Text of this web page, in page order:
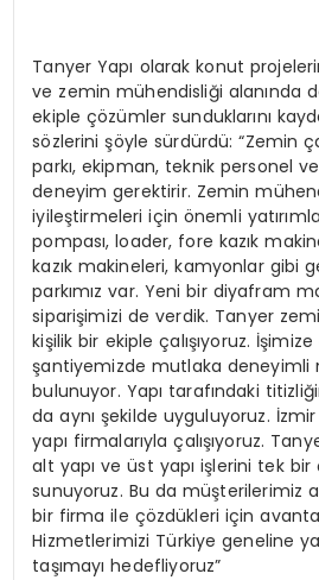
Tanyer Yapı olarak konut
ve zemin mühendisliği alanında
ekiple çözümler sunduklarını
sözlerini şöyle sürdürdü: “Zemin
parkı, ekipman, teknik personel
deneyim gerektirir. Zemin
iyileştirmeleri için önemli
pompası, loader, fore kazık
kazık makineleri, kamyonlar gibi
parkımız var. Yeni bir diyafram
siparişimizi de verdik. Tanyer
kişilik bir ekiple çalışıyoruz.
şantiyemizde mutlaka deneyimli
bulunuyor. Yapı tarafındaki
da aynı şekilde uyguluyoruz.
yapı firmalarıyla çalışıyoruz.
alt yapı ve üst yapı işlerini tek bir
sunuyoruz. Bu da müşterilerimiz
bir firma ile çözdükleri için
Hizmetlerimizi Türkiye geneline
taşımayı hedefliyoruz”